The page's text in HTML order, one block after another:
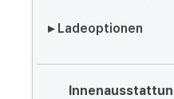
▸ Ladeoptionen